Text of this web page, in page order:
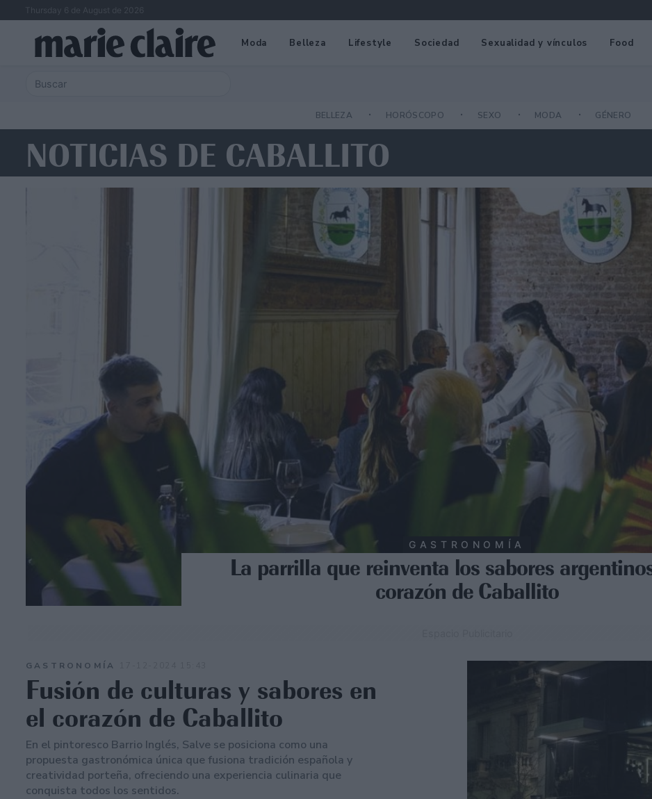
Thursday 6 de August de 2026
Moda Belleza Lifestyle Sociedad Sexualidad y vínculos Food
BELLEZA HORÓSCOPO SEXO MODA GÉNERO
NOTICIAS DE CABALLITO
GASTRONOMÍA
La parrilla que reinventa los sabores
corazón de Caballito
GASTRONOMÍA
Fusión de culturas y sabores en
el corazón de Caballito
En el pintoresco Barrio Inglés, Salve se posiciona como una
propuesta gastronómica única que fusiona tradición española y
creatividad porteña, ofreciendo una experiencia culinaria que
conquista todos los sentidos.